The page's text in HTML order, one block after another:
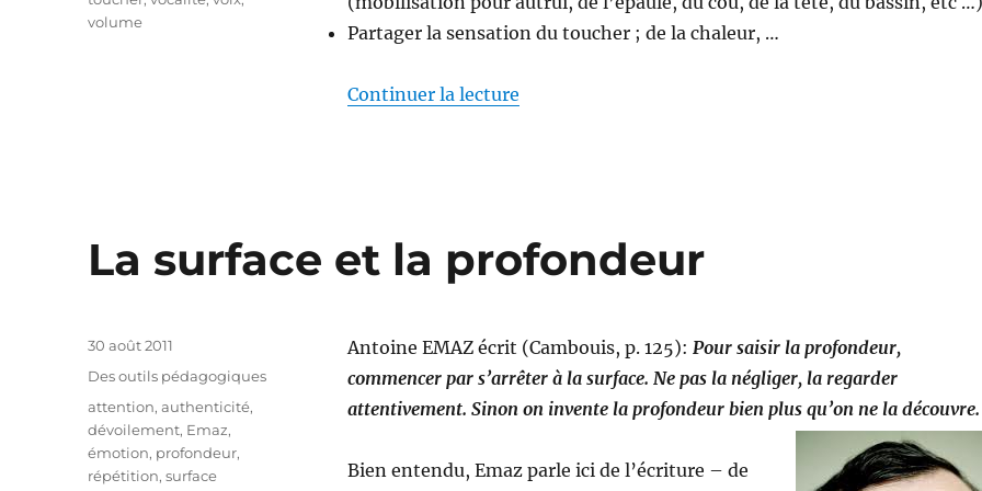
Partager la sensation du toucher ; de la chaleur, …
Continuer la lecturede « L’expressivité du sensible II »
volume
La surface et la profondeur
Antoine EMAZ écrit (Cambouis, p. 125): Pour saisir la profondeur,
commencer par s’arrêter à la surface. Ne pas la négliger, la regarder
attentivement. Sinon on invente la profondeur bien plus qu’on ne la découvre.
Bien entendu, Emaz parle ici de l’écriture – de
Publié
30 août 2011
Catégories
Des outils pédagogiques
Étiquettes
attention,authenticité,
dévoilement, Emaz,
émotion, profondeur,
répétition,surface